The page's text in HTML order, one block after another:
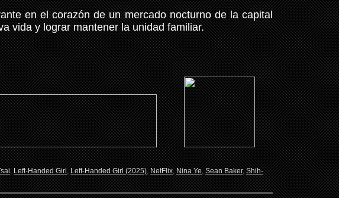
en el corazón de un mercado nocturno de la capital
vida y lograr mantener la unidad familiar.
,Left-Handed Girl,Left-Handed Girl (2025),NetFlix,Nina Ye,Sean Baker,Shih-